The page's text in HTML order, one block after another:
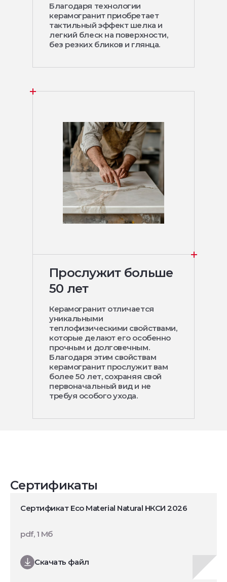
Благодаря технологии
керамогранит приобретает
тактильный эффект шелка и
легкий блеск на поверхности,
без резких бликов и глянца.
Прослужит больше
50 лет
Керамогранит отличается
уникальными
теплофизическими свойствами,
которые делают его особенно
прочным и долговечным.
Благодаря этим свойствам
керамогранит прослужит вам
более 50 лет, сохраняя свой
первоначальный вид и не
требуя особого ухода.
Сертификаты
Сертификат Eco Material Natural НКСИ 2026
Скачать файл
pdf, 1 Мб